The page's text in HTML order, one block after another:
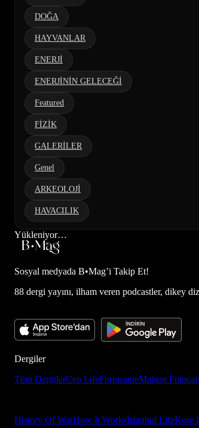
DOĞA
HAYVANLAR
ENERJİ
ENERJİNİN GELECEĞİ
Featured
FİZİK
GALERİLER
Genel
ARKEOLOJİ
HAVACILIK
Yükleniyor…
Sosyal medyada B•Mag’i Takip Et!
88 dergi yayını, ilham veren podcastler, dikey
Dergiler
Tüm DergilerCeo LifeFormsanteMaison
History Of WarHow It Worksİstanbul LifeKore